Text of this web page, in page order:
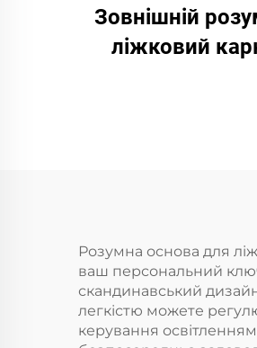
Зовнішній
ліжковий
Розумна основа для
ваш персональний
скандинавський
легкістю можете
керування